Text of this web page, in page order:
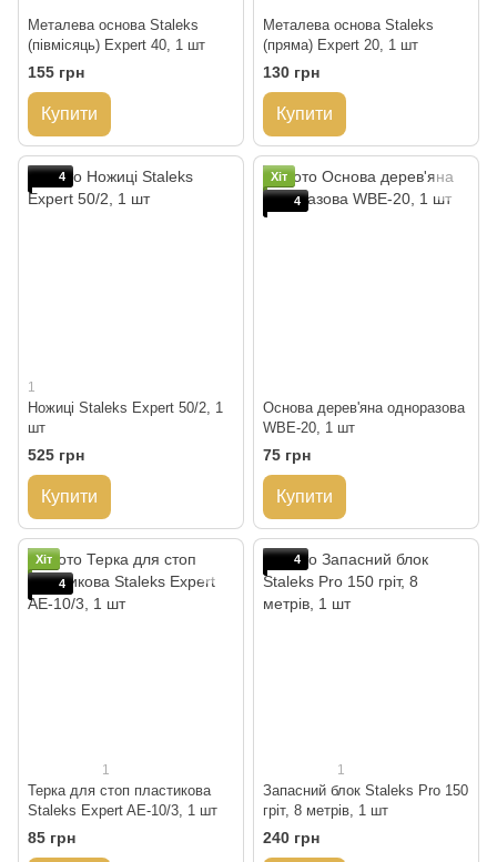
Металева основа Staleks
(півмісяць) Expert 40, 1 шт
155 грн
Купити
Металева основа Staleks
(пряма) Expert 20, 1 шт
130 грн
Купити
4
1
Ножиці Staleks Expert 50/2, 1
шт
525 грн
Купити
Хіт
4
Основа дерев'яна одноразова
WBE-20, 1 шт
75 грн
Купити
Хіт
4
1
Терка для стоп пластикова
Staleks Expert AE-10/3, 1 шт
85 грн
4
1
Запасний блок Staleks Pro 150
гріт, 8 метрів, 1 шт
240 грн